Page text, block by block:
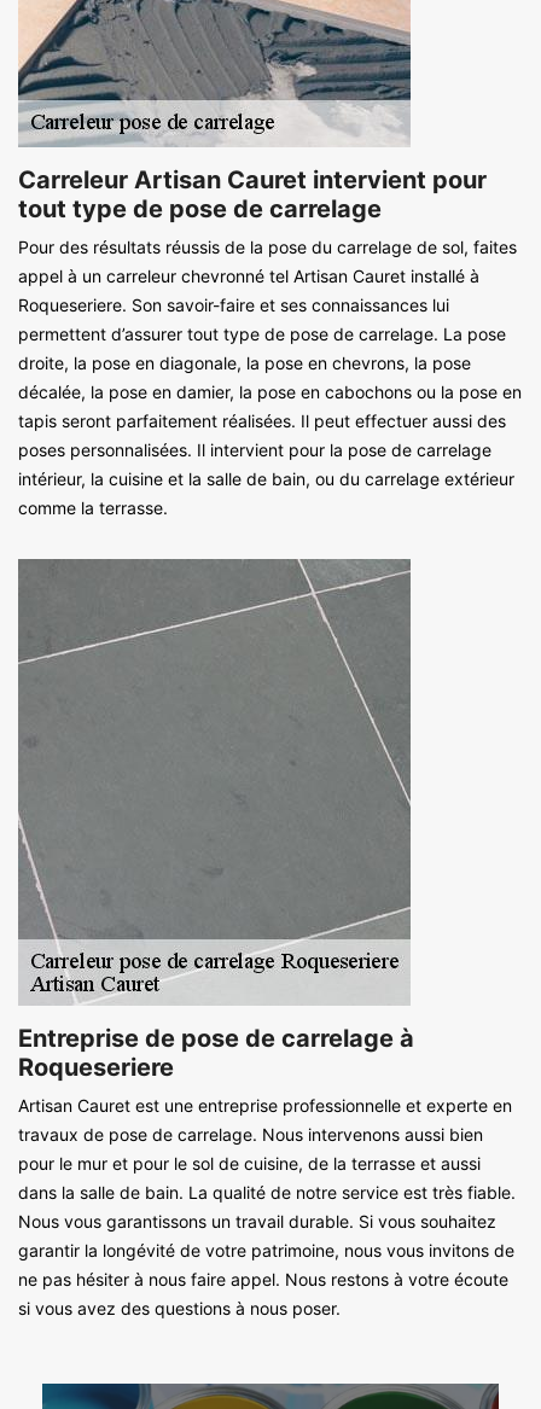
Carreleur Artisan Cauret intervient pour
tout type de pose de carrelage
Pour des résultats réussis de la pose du carrelage de sol, faites
appel à un carreleur chevronné tel Artisan Cauret installé à
Roqueseriere. Son savoir-faire et ses connaissances lui
permettent d’assurer tout type de pose de carrelage. La pose
droite, la pose en diagonale, la pose en chevrons, la pose
décalée, la pose en damier, la pose en cabochons ou la pose en
tapis seront parfaitement réalisées. Il peut effectuer aussi des
poses personnalisées. Il intervient pour la pose de carrelage
intérieur, la cuisine et la salle de bain, ou du carrelage extérieur
comme la terrasse.
Entreprise de pose de carrelage à
Roqueseriere
Artisan Cauret est une entreprise professionnelle et experte en
travaux de pose de carrelage. Nous intervenons aussi bien
pour le mur et pour le sol de cuisine, de la terrasse et aussi
dans la salle de bain. La qualité de notre service est très fiable.
Nous vous garantissons un travail durable. Si vous souhaitez
garantir la longévité de votre patrimoine, nous vous invitons de
ne pas hésiter à nous faire appel. Nous restons à votre écoute
si vous avez des questions à nous poser.